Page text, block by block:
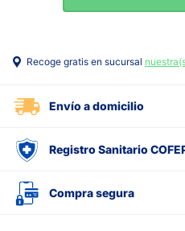
Recoge gratis en sucursal
Envío a domicilio
Registro Sanitario
Compra segura